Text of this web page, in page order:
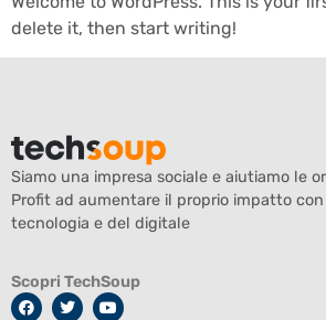
delete it, then start writing!
Siamo una impresa sociale e aiutiamo le
Profit ad aumentare il proprio impatto con
tecnologia e del digitale
Scopri TechSoup